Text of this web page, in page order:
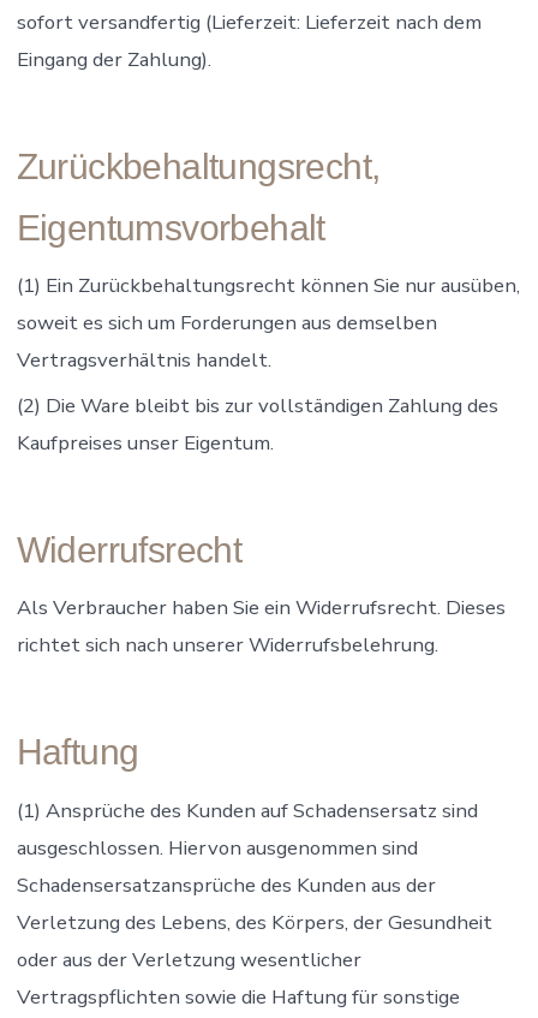
sofort versandfertig (Lieferzeit: Lieferzeit nach dem
Eingang der Zahlung).
Zurückbehaltungsrecht,
Eigentumsvorbehalt
(1) Ein Zurückbehaltungsrecht können Sie nur ausüben,
soweit es sich um Forderungen aus demselben
Vertragsverhältnis handelt.
(2) Die Ware bleibt bis zur vollständigen Zahlung des
Kaufpreises unser Eigentum.
Widerrufsrecht
Als Verbraucher haben Sie ein Widerrufsrecht. Dieses
richtet sich nach unserer Widerrufsbelehrung.
Haftung
(1) Ansprüche des Kunden auf Schadensersatz sind
ausgeschlossen. Hiervon ausgenommen sind
Schadensersatzansprüche des Kunden aus der
Verletzung des Lebens, des Körpers, der Gesundheit
oder aus der Verletzung wesentlicher
Vertragspflichten sowie die Haftung für sonstige